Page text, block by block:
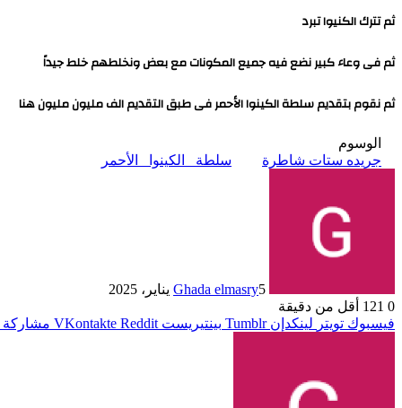
ثم تترك الكنيوا تبرد
ثم فى وعاء كبير نضع فيه جميع المكونات مع بعض ونخلطهم خلط جيداً
ثم نقوم بتقديم سلطة الكينوا الأحمر فى طبق التقديم الف مليون مليون هنا
الوسوم
جريده ستات شاطرة
سلطة_ الكينوا_ الأحمر
Ghada elmasry5 يناير، 2025
0
أقل من دقيقة
فيسبوك تويتر لينكدإن بينتيريست مشاركة